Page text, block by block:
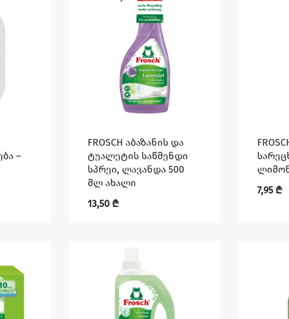
–
FROSCH აბაზანის და
ტუალეტის საწმენდი
სპრეი, ლავანდა 500
მლ ახალი
13,50 ₾
7,95 ₾